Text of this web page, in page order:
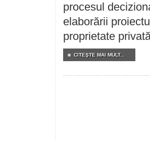
procesul
elaborării
proprietate
CITEŞTE MAI MULT...